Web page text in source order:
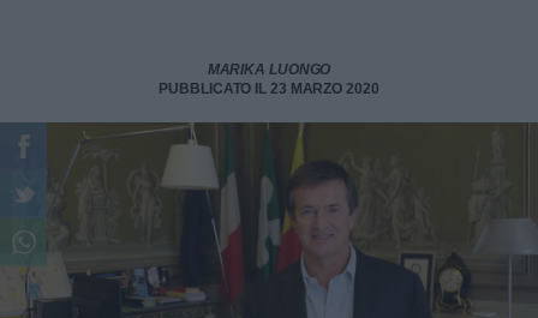
MARIKA LUONGO
PUBBLICATO IL 23 MARZO 2020